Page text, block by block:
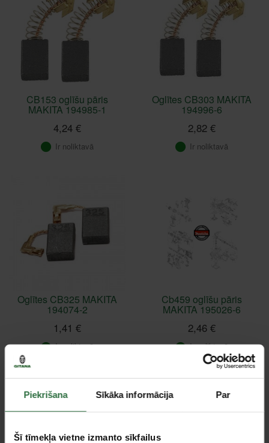
Piekrišana Sīkāka informācija Par
Šī tīmekļa vietne izmanto sīkfailus
CB153 oglīšu pāris
MAKITA 194985-1
4,24 €
Ir noliktavā
Oglītes CB303 MAKITA
194996-6
2,82 €
Ir noliktavā
Oglītes CB325 MAKITA
194074-2
1,41 €
Ir noliktavā
Cb459 oglīšu pāris
MAKITA 195026-6
2,46 €
Ir noliktavā